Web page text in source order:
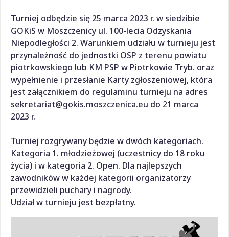
Turniej odbędzie się 25 marca 2023 r. w siedzibie
GOKiS w Moszczenicy ul. 100-lecia Odzyskania
Niepodległości 2. Warunkiem udziału w turnieju jest
przynależność do jednostki OSP z terenu powiatu
piotrkowskiego lub KM PSP w Piotrkowie Tryb. oraz
wypełnienie i przesłanie Karty zgłoszeniowej, która
jest załącznikiem do regulaminu turnieju na adres
sekretariat@gokis.moszczenica.eu do 21 marca
2023 r.
Turniej rozgrywany będzie w dwóch kategoriach.
Kategoria 1. młodzieżowej (uczestnicy do 18 roku
życia) i w kategoria 2. Open. Dla najlepszych
zawodników w każdej kategorii organizatorzy
przewidzieli puchary i nagrody.
Udział w turnieju jest bezpłatny.